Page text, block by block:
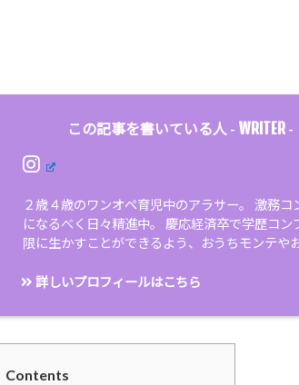
この記事を書いている人 - WRITER-
２歳４歳のワンオペ育児中のアラサー。 激務
になるべく日々精進中。 慶応経済卒で学歴コ
限に生かすことができるよう、おうちモンテや
詳しいプロフィールはこちら
Contents